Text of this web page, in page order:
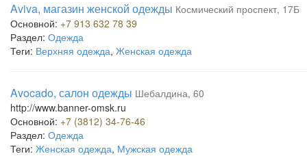
Aviva, магазин женской одежды Космический проспект, 17Б
Основной: +7 913 632 78 39
Раздел: Одежда
Теги: Верхняя одежда, Женская одежда
Avocado, салон одежды Шебалдина, 60
http://www.banner-omsk.ru
Основной: +7 (3812) 34-76-46
Раздел: Одежда
Теги: Женская одежда, Мужская одежда